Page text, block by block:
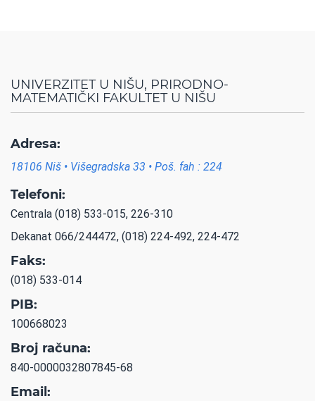
UNIVERZITET U NIŠU, PRIRODNO-
MATEMATIČKI FAKULTET U NIŠU
Adresa:
18106 Niš • Višegradska 33 • Poš. fah : 224
Telefoni:
Centrala (018) 533-015, 226-310
Dekanat 066/244472, (018) 224-492, 224-472
Faks:
(018) 533-014
PIB:
100668023
Broj računa:
840-0000032807845-68
Email: